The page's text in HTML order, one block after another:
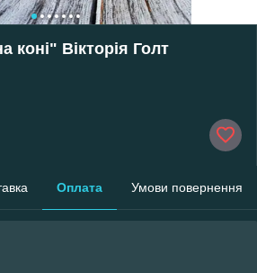
коні" Вікторія Голт
Оплата Умови повернення